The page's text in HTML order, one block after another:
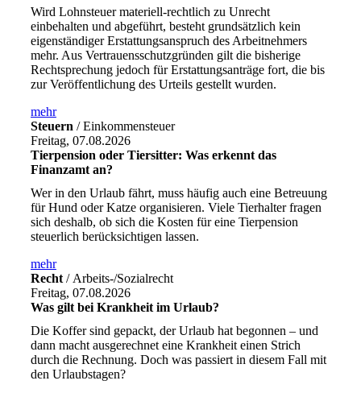
Wird Lohnsteuer materiell-rechtlich zu Unrecht
einbehalten und abgeführt, besteht grundsätzlich kein
eigenständiger Erstattungsanspruch des Arbeitnehmers
mehr. Aus Vertrauensschutzgründen gilt die bisherige
Rechtsprechung jedoch für Erstattungsanträge fort, die bis
zur Veröffentlichung des Urteils gestellt wurden.
mehr
Steuern / Einkommensteuer
Freitag, 07.08.2026
Tierpension oder Tiersitter: Was erkennt das
Finanzamt an?
Wer in den Urlaub fährt, muss häufig auch eine Betreuung
für Hund oder Katze organisieren. Viele Tierhalter fragen
sich deshalb, ob sich die Kosten für eine Tierpension
steuerlich berücksichtigen lassen.
mehr
Recht/ Arbeits-/Sozialrecht
Freitag, 07.08.2026
Was gilt bei Krankheit im Urlaub?
Die Koffer sind gepackt, der Urlaub hat begonnen – und
dann macht ausgerechnet eine Krankheit einen Strich
durch die Rechnung. Doch was passiert in diesem Fall mit
den Urlaubstagen?